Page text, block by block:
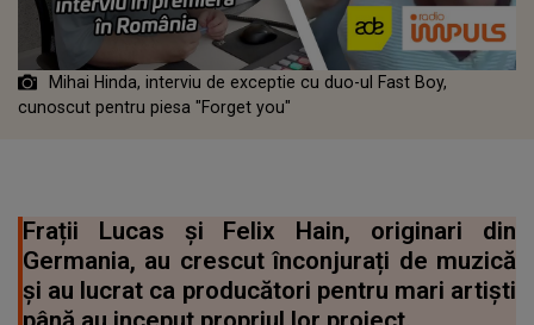
Mihai Hinda, interviu de exceptie cu duo-ul Fast Boy,
cunoscut pentru piesa "Forget you"
Frații Lucas și Felix Hain, originari din
Germania, au crescut înconjurați de muzică
și au lucrat ca producători pentru mari artiști